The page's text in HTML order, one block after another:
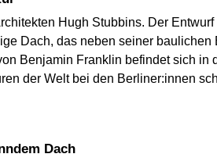
Hugh Stubbins. Der
Dach, das neben seiner
Benjamin Franklin befindet sich
der Welt bei den Berliner:innen
Dach